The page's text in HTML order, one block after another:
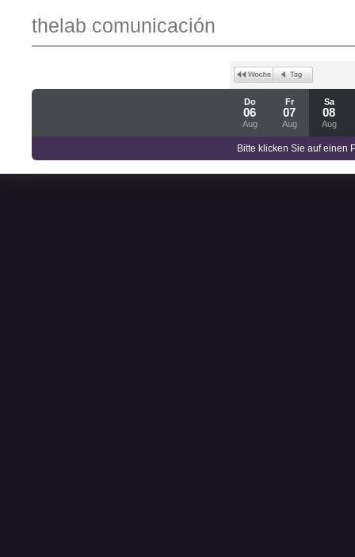
thelab comunicación
Do
06
Aug
Fr
07
Aug
Sa
08
Aug
Bitte klicken Sie auf einen